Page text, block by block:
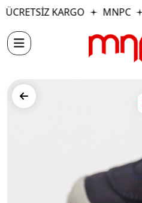
ÜCRETSİZ KARGO MNPC